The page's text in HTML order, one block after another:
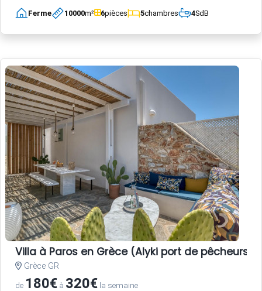
Ferme 10000m² 6pièces 5chambres 4SdB
Villa à Paros en Grèce (Alyki port de
Grèce GR
de 180€ à 320€ la semaine